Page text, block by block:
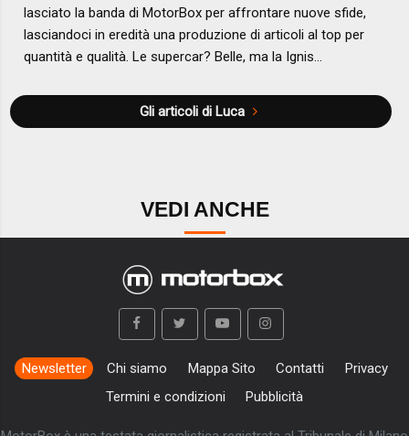
lasciato la banda di MotorBox per affrontare nuove sfide,
lasciandoci in eredità una produzione di articoli al top per
quantità e qualità. Le supercar? Belle, ma la Ignis...
Gli articoli di Luca
VEDI ANCHE
Newsletter Chi siamo Mappa Sito Contatti
Privacy
Termini e condizioni
Pubblicità